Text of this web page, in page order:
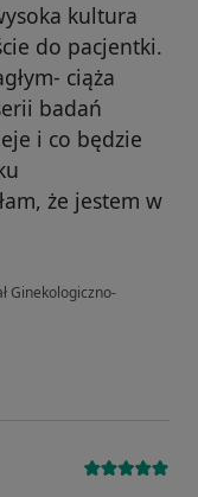
kultura
do pacjentki.
ciąża
badań
i co będzie
że jestem w
Ginekologiczno-